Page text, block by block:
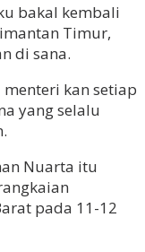
bakal kembali
Timur,
di sana.
kan setiap
yang selalu
Nuarta itu
pada 11-12